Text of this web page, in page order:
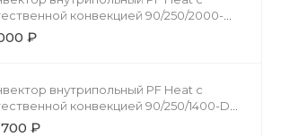
конвекцией 90/250/2000-
U-NA₽
внутрипольный PF Heat с
конвекцией 90/250/1400-DG-
₽